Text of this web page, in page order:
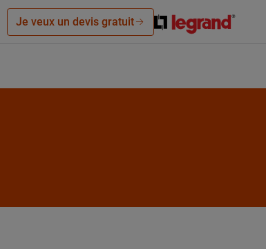
Je veux un devis gratuit